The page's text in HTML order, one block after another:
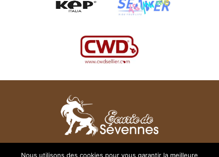
Nous utilisons des cookies pour vous garantir la meilleure